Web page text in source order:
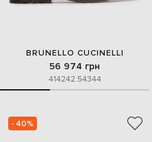
BRUNELLO CUCINELLI
56 974 грн
414242.54344
- 40%